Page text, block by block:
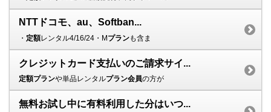
NTTドコモ、au、Softban...
・ 定額レンタル4/16/24・Mプランも含ま
クレジットカード支払いのご請求サイ...
定額プランや単品レンタルプラン会員の方が
無料お試し中に有料利用した分はいつ...